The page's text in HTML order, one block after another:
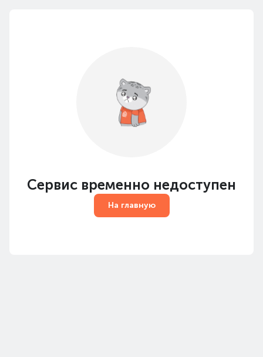
Сервис временно недоступен
На главную